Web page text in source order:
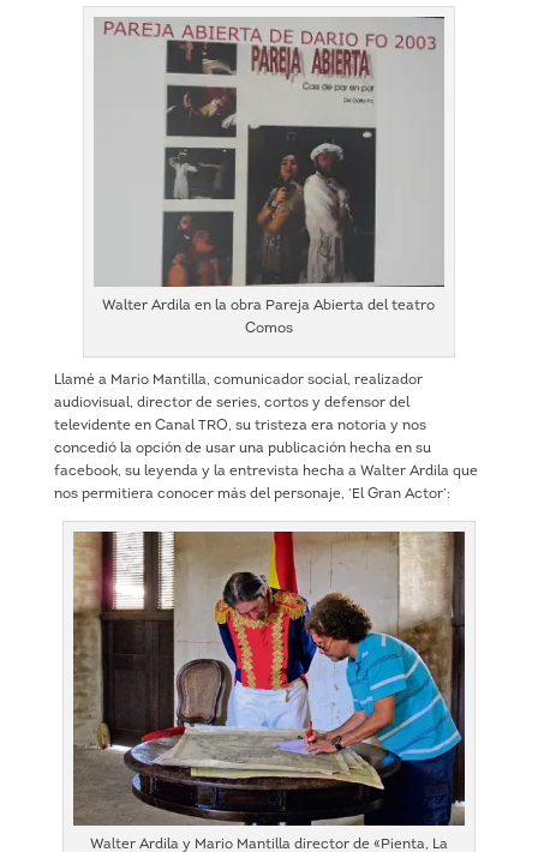
Walter Ardila en la obra Pareja Abierta del teatro
Comos
Llamé a Mario Mantilla, comunicador social, realizador
audiovisual, director de series, cortos y defensor del
televidente en Canal TRO, su tristeza era notoria y nos
concedió la opción de usar una publicación hecha en su
facebook, su leyenda y la entrevista hecha a Walter Ardila que
nos permitiera conocer más del personaje, ‘El Gran Actor’:
Walter Ardila y Mario Mantilla director de «Pienta, La